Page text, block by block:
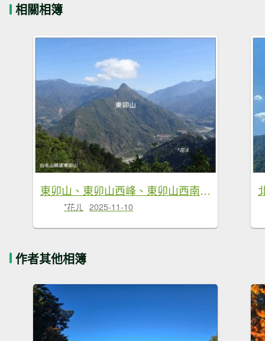
相關相簿
東卯山、東卯山西峰、東卯山西南峰 連走
*花ㄦ 2025-11-10
作者其他相簿